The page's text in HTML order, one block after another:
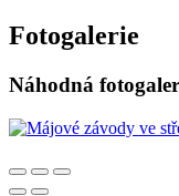
Fotogalerie
Náhodná